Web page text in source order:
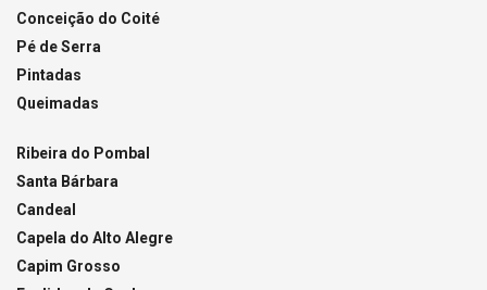
Conceição do Coité
Pé de Serra
Pintadas
Queimadas
Ribeira do Pombal
Santa Bárbara
Candeal
Capela do Alto Alegre
Capim Grosso